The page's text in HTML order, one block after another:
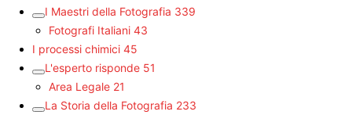
I Maestri della Fotografia 339
Fotografi Italiani 43
I processi chimici 45
L'esperto risponde 51
Area Legale 21
La Storia della Fotografia 233